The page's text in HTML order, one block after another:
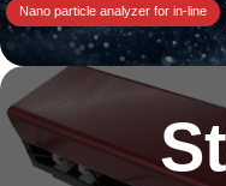
Nano particle analyzer for in-line